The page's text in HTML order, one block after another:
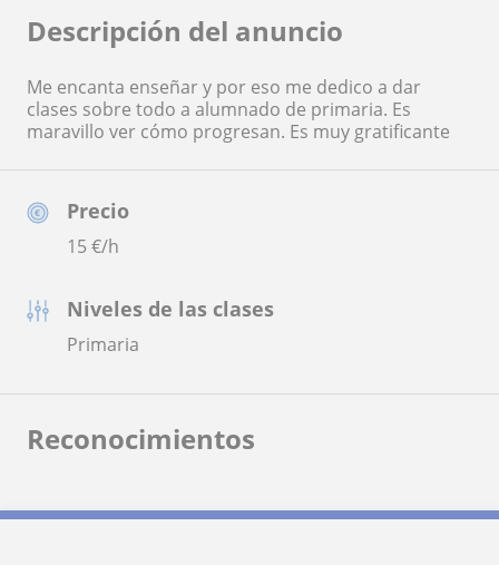
Precio
15€/h
Niveles de las clases
Primaria
Descripción del anuncio
Me encanta enseñar y por eso me dedico a dar
clases sobre todo a alumnado de primaria. Es
maravillo ver cómo progresan. Es muy gratificante
Reconocimientos